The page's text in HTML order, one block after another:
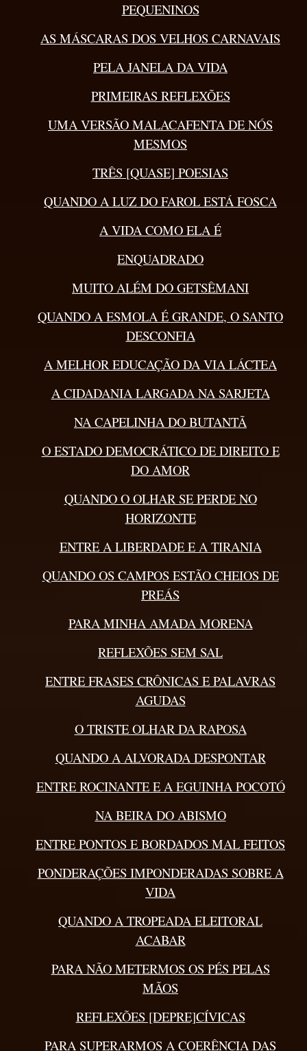
PEQUENINOS
AS MÁSCARAS DOS VELHOS CARNAVAIS
PELA JANELA DA VIDA
PRIMEIRAS REFLEXÕES
UMA VERSÃO MALACAFENTA DE NÓS
MESMOS
TRÊS [QUASE] POESIAS
QUANDO A LUZ DO FAROL ESTÁ FOSCA
A VIDA COMO ELA É
ENQUADRADO
MUITO ALÉM DO GETSÊMANI
QUANDO A ESMOLA É GRANDE, O SANTO
DESCONFIA
A MELHOR EDUCAÇÃO DA VIA LÁCTEA
A CIDADANIA LARGADA NA SARJETA
NA CAPELINHA DO BUTANTÃ
O ESTADO DEMOCRÁTICO DE DIREITO E
DO AMOR
QUANDO O OLHAR SE PERDE NO
HORIZONTE
ENTRE A LIBERDADE E A TIRANIA
QUANDO OS CAMPOS ESTÃO CHEIOS DE
PREÁS
PARA MINHA AMADA MORENA
REFLEXÕES SEM SAL
ENTRE FRASES CRÔNICAS E PALAVRAS
AGUDAS
O TRISTE OLHAR DA RAPOSA
QUANDO A ALVORADA DESPONTAR
ENTRE ROCINANTE E A EGUINHA POCOTÓ
NA BEIRA DO ABISMO
ENTRE PONTOS E BORDADOS MAL FEITOS
PONDERAÇÕES IMPONDERADAS SOBRE A
VIDA
QUANDO A TROPEADA ELEITORAL
ACABAR
PARA NÃO METERMOS OS PÉS PELAS
MÃOS
REFLEXÕES [DEPRE]CÍVICAS
PARA SUPERARMOS A COERÊNCIA DAS